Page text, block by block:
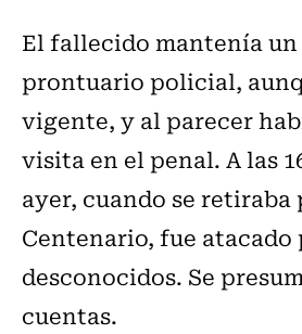
El fallecido mantenía
prontuario policial,
vigente, y al parecer
visita en el penal. A las
ayer, cuando se retiraba
Centenario, fue atacado
desconocidos. Se
cuentas.